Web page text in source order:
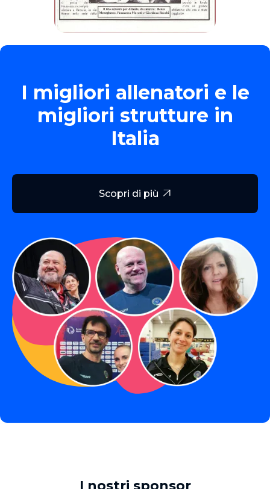
I migliori allenatori e le
migliori strutture in
Italia
Scopri di più 